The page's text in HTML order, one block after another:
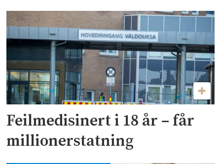
Feilmedisinert i 18 år – får
millionerstatning